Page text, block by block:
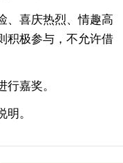
、喜庆热烈、情趣高
积极参与，不允许借
行嘉奖。
。